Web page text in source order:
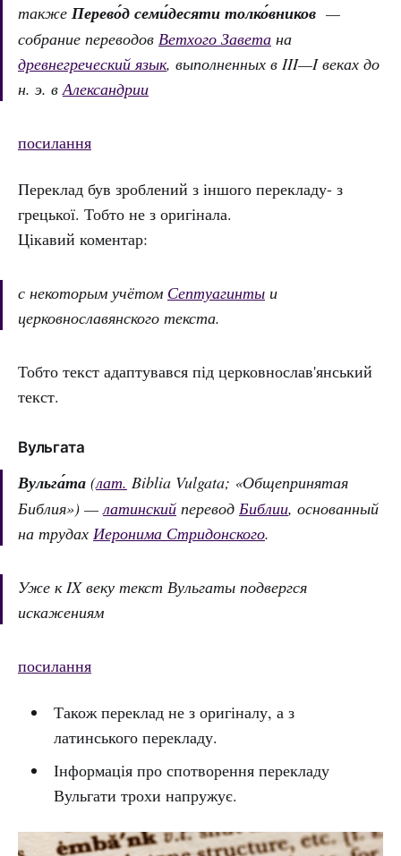
также Перево́д семи́десяти толко́вников —
собрание переводов Ветхого Завета на
древнегреческий язык, выполненных в III—I веках до
н. э. в Александрии
посилання
Переклад був зроблений з іншого перекладу- з
грецької. Тобто не з оригінала.
Цікавий коментар:
с некоторым учётом Септуагинты и
церковнославянского текста.
Тобто текст адаптувався під церковнослав'янський
текст.
Вульгата
Вульга́та (лат. Biblia Vulgata; «Общепринятая
Библия») — латинский перевод Библии, основанный
на трудах Иеронима Стридонского.
Уже к IX веку текст Вульгаты подвергся
искажениям
посилання
Також переклад не з оригіналу, а з
латинського перекладу.
Інформація про спотворення перекладу
Вульгати трохи напружує.